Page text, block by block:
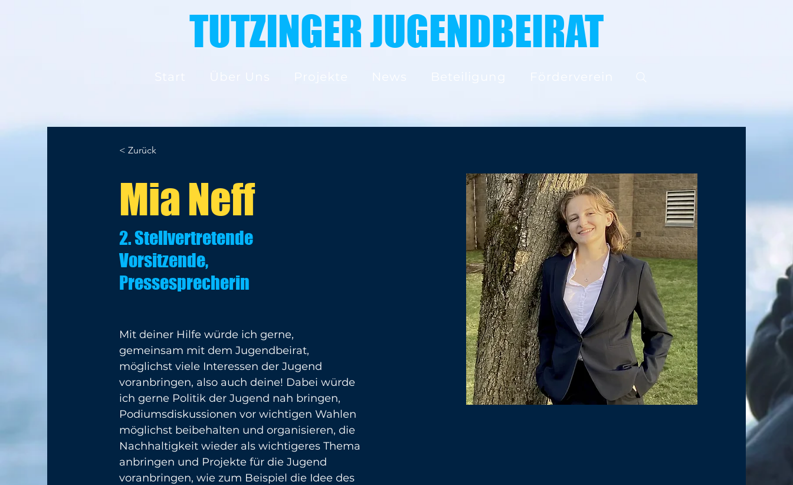
TUTZINGER JUGENDBEIRAT
< Zurück
Mia Neff
2. Stellvertretende
Vorsitzende,
Pressesprecherin
Mit deiner Hilfe würde ich gerne,
gemeinsam mit dem Jugendbeirat,
möglichst viele Interessen der Jugend
voranbringen, also auch deine! Dabei würde
ich gerne Politik der Jugend nah bringen,
Podiumsdiskussionen vor wichtigen Wahlen
möglichst beibehalten und organisieren, die
Nachhaltigkeit wieder als wichtigeres Thema
anbringen und Projekte für die Jugend
voranbringen, wie zum Beispiel die Idee des